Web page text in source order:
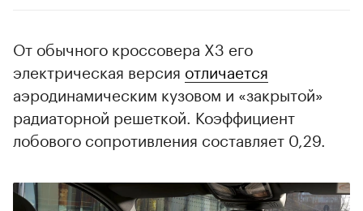
От обычного кроссовера X3 его
электрическая версия отличается
аэродинамическим кузовом и «закрытой»
радиаторной решеткой. Коэффициент
лобового сопротивления составляет 0,29.